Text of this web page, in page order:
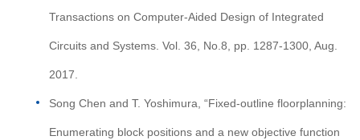
Transactions on Computer-Aided Design of Integrated
Circuits and Systems. Vol. 36, No.8, pp. 1287-1300, Aug.
2017.
Song Chen and T. Yoshimura, “Fixed-outline floorplanning:
Enumerating block positions and a new objective function